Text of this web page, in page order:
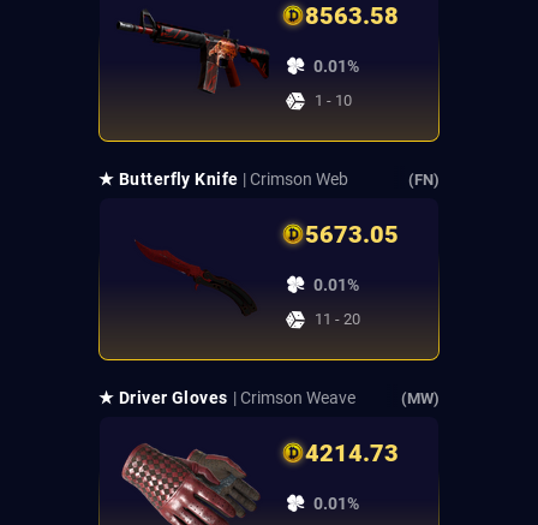
8563.58
0.01%
1 - 10
★ Butterfly Knife | Crimson Web (FN)
5673.05
0.01%
11 - 20
★ Driver Gloves | Crimson Weave (MW)
4214.73
0.01%